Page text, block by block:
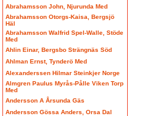
Abrahamsson John, Njurunda Med
Abrahamsson Otorgs-Kaisa, Bergsjö
Häl
Abrahamsson Walfrid Spel-Walle, Stöde
Med
Ahlin Einar, Bergsbo Strängnäs Söd
Ahlman Ernst, Tynderö Med
Alexanderssen Hilmar Steinkjer Norge
Almgren Paulus Myrås-Pålle Viken Torp
Med
Andersson A Årsunda Gäs
Andersson Gössa Anders, Orsa Dal